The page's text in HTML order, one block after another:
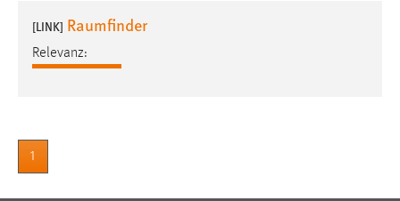
[LINK] Raumfinder
Relevanz:
1
Performance